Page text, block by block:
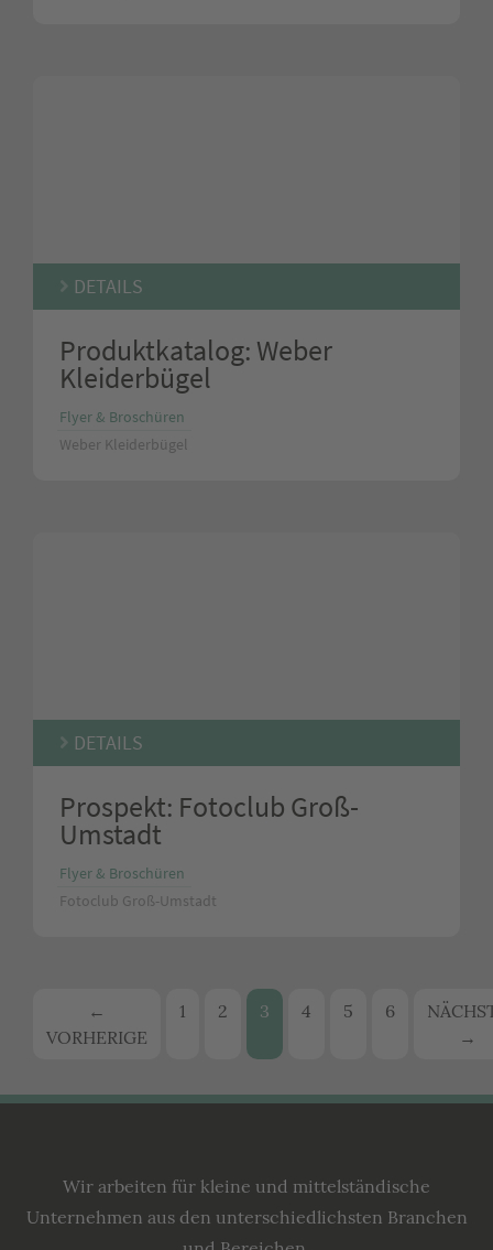
DETAILS
Produktkatalog: Weber
Kleiderbügel
Flyer & Broschüren
Weber Kleiderbügel
DETAILS
Prospekt: Fotoclub Groß-
Umstadt
Flyer & Broschüren
Fotoclub Groß-Umstadt
Beitrags-
Navigation
←
VORHERIGE
1 2 3 4 5 6
→
Werbeagentur
Wir arbeiten für kleine und mittelständische
Unternehmen aus den unterschiedlichsten Branchen